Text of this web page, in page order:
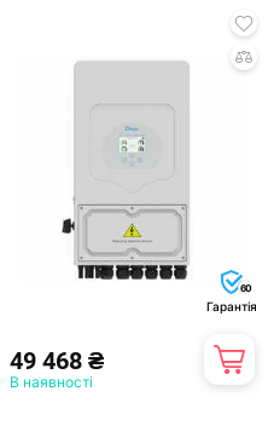
60
Гарантія
49 468 ₴
В наявності